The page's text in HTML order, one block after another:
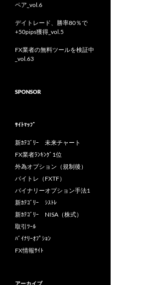
ペア_vol.6
デイトレード、勝率80％で
+50pips獲得_vol.5
FX業者の無料ツールを検証中
_vol.63
SPONSOR
ｻｲﾄﾏｯﾌﾟ
新ｶﾃｺﾞﾘｰ 未来チャート
FX業者ﾗﾝｷﾝｸﾞ1位
外為オプション（規制後）
バイトレ（FXTF）
バイナリーオプション手法1
新ｶﾃｺﾞﾘｰ ｼｽﾄﾚ
新ｶﾃｺﾞﾘｰ NISA（株式）
取引ﾂｰﾙ
ﾊﾞｲﾅﾘｰｵﾌﾟｼｮﾝ
FX情報ｻｲﾄ
アーカイブ